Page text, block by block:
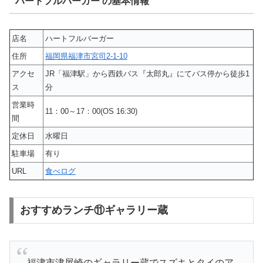
店名
ハートフルバーガー
住所
福岡県福津市宮司2-1-10
アクセ
ス
JR「福津駅」から西鉄バス『太郎丸』にてバス停から徒歩1
分
営業時
間
11：00～17：00(OS 16:30)
定休日
水曜日
駐車場
有り
URL
食べログ
おすすめランチ⑪ギャラリー蔵